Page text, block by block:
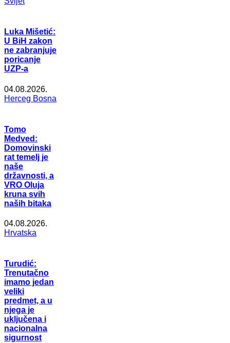
Luka Mišetić:
U BiH zakon
ne zabranjuje
poricanje
UZP-a
04.08.2026.
Herceg Bosna
Tomo
Medved:
Domovinski
rat temelj je
naše
državnosti, a
VRO Oluja
kruna svih
naših bitaka
04.08.2026.
Hrvatska
Turudić:
Trenutačno
imamo jedan
veliki
predmet, a u
njega je
uključena i
nacionalna
sigurnost